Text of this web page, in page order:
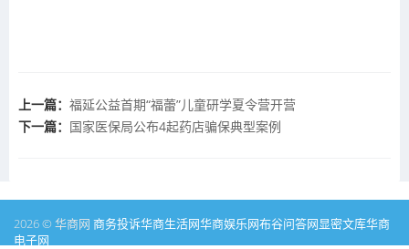
上一篇： 福延公益首期“福蕾”儿童研学夏令营开营
下一篇： 国家医保局公布4起药店骗保典型案例
2026 © 华商网 商务投诉华商生活网华商娱乐网布谷问答网显密文库华商
电子网